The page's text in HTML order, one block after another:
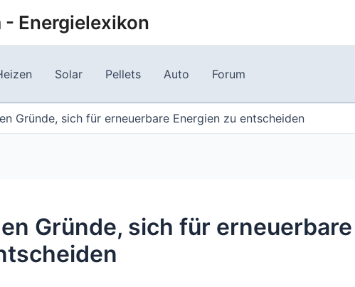
- Energielexikon
Solar Pellets Auto Forum
Gründe, sich für erneuerbare Energien zu entscheiden
Gründe, sich für erneuerbare